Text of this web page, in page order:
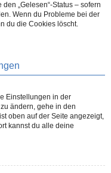
„Gelesen“-Status – sofern
Wenn du Probleme bei der
du die Cookies löscht.
Einstellungen in der
ändern, gehe in den
oben auf der Seite angezeigt,
kannst du alle deine